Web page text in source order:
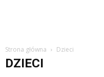
Strona główna Dzieci
DZIECI